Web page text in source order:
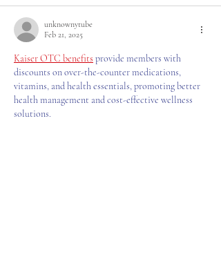
unknownytube
Feb 21, 2025
Kaiser OTC benefits provide members with
discounts on over-the-counter medications,
vitamins, and health essentials, promoting better
health management and cost-effective wellness
solutions.